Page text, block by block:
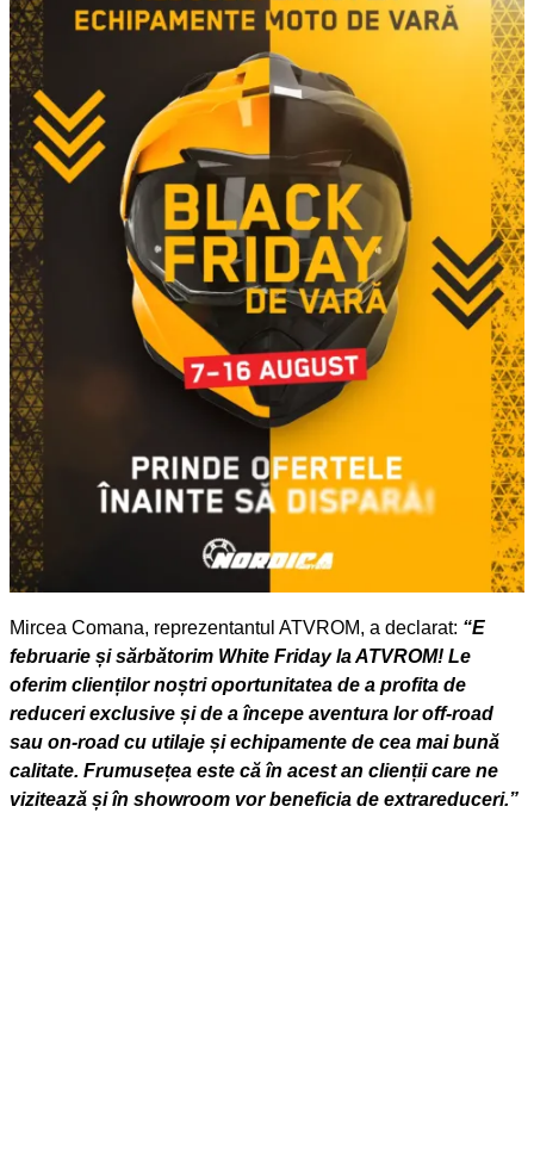
Mircea Comana, reprezentantul ATVROM, a declarat: “E
februarie și sărbătorim White Friday la ATVROM! Le
oferim clienților noștri oportunitatea de a profita de
reduceri exclusive și de a începe aventura lor off-road
sau on-road cu utilaje și echipamente de cea mai bună
calitate. Frumusețea este că în acest an clienții care ne
vizitează și în showroom vor beneficia de extrareduceri.”